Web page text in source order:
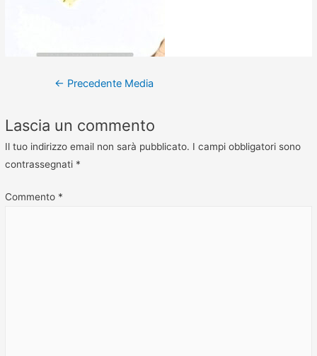
← Precedente Media
Lascia un commento
Il tuo indirizzo email non sarà pubblicato. I campi obbligatori sono
contrassegnati *
Commento *